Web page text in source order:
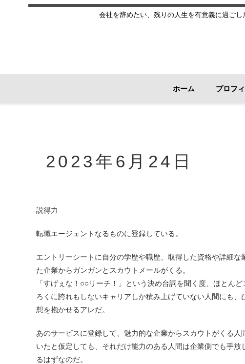
会社を辞めたい、残りの人生を有意義に過ご
ホーム プロフ
2023年6月24日
説得力
転職エージェントなるものに登録している。
エントリーシートに自分の学歴や職歴、取得した資格や詳細
た企業からガンガンとスカウトメールがくる。
「すげぇな！○○リーチ！」という決め台詞を聞く度、ほとんど
ろくに誇れもしないキャリアしか積み上げていない人間にも
想を抱かせるアレだ。
あのサービスに登録して、魅力的な企業からスカウトがくる人
いたと仮定しても、それだけ能力のある人間は企業側でも手
るはずなのだ。